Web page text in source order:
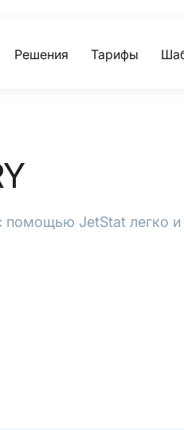
Решения Тарифы
помощью JetStat легко и